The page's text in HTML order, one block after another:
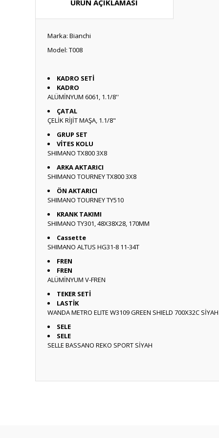
ÜRÜN AÇIKLAMASI
Marka: Bianchi
Model: T008
KADRO SETİ
KADRO
ALÜMİNYUM 6061, 1.1/8''
ÇATAL
ÇELİK RİJİT MAŞA, 1.1/8"
GRUP SET
VİTES KOLU
SHIMANO TX800 3X8
ARKA AKTARICI
SHIMANO TOURNEY TX800 3X8
ÖN AKTARICI
SHIMANO TOURNEY TY510
KRANK TAKIMI
SHIMANO TY301, 48X38X28, 170MM
Cassette
SHIMANO ALTUS HG31-8 11-34T
FREN
FREN
ALÜMİNYUM V-FREN
TEKER SETİ
LASTİK
WANDA METRO ELITE W3109 GREEN SHIELD 700X32C SİYAH
SELE
SELE
SELLE BASSANO REKO SPORT SİYAH